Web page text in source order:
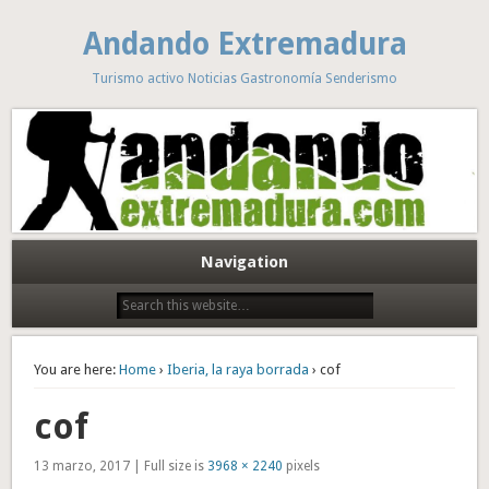
Andando Extremadura
Turismo activo Noticias Gastronomía Senderismo
Navigation
You are here: Home ›Iberia, la raya borrada › cof
cof
13 marzo, 2017 | Full size is 3968 × 2240 pixels